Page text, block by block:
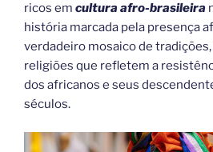
ricos em cultura afro-brasileira
história marcada pela presença
verdadeiro mosaico de
religiões que refletem a
dos africanos e seus
séculos.